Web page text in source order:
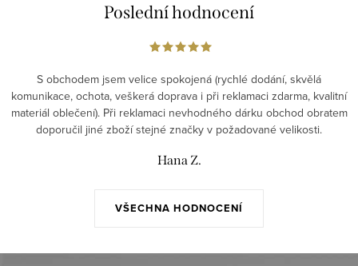
Poslední hodnocení
VŠECHNA HODNOCENÍ
S obchodem jsem velice spokojená (rychlé dodání, skvělá
komunikace, ochota, veškerá doprava i při reklamaci zdarma, kvalitní
materiál oblečení). Při reklamaci nevhodného dárku obchod obratem
doporučil jiné zboží stejné značky v požadované velikosti.
Hana Z.